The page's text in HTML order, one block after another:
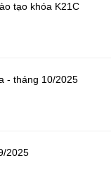
tạo khóa K21C
- tháng 10/2025
2025